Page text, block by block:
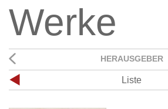
Werke
HERAUSGEBER
Liste